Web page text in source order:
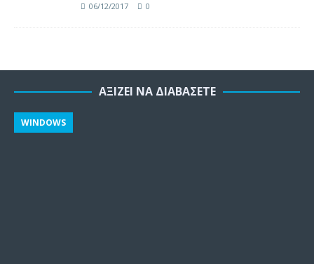
06/12/2017 0
ΑΞΊΖΕΙ ΝΑ ΔΙΑΒΆΣΕΤΕ
WINDOWS